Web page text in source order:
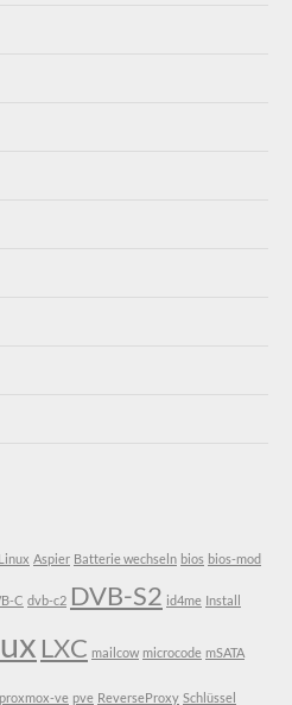
Aspier Batterie wechseln bios bios-mod
C dvb-c2 DVB-S2 id4me Install
LXC mailcow microcode mSATA
proxmox-ve pve ReverseProxy Schlüssel